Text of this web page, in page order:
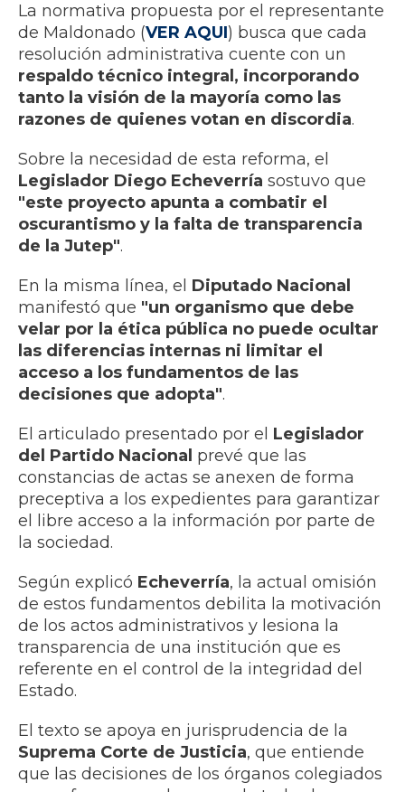
La normativa propuesta por el representante
de Maldonado (VER AQUI) busca que cada
resolución administrativa cuente con un
respaldo técnico integral, incorporando
tanto la visión de la mayoría como las
razones de quienes votan en discordia.
Sobre la necesidad de esta reforma, el
Legislador Diego Echeverría sostuvo que
"este proyecto apunta a combatir el
oscurantismo y la falta de transparencia
de la Jutep".
En la misma línea, el Diputado Nacional
manifestó que "un organismo que debe
velar por la ética pública no puede ocultar
las diferencias internas ni limitar el
acceso a los fundamentos de las
decisiones que adopta".
El articulado presentado por el Legislador
del Partido Nacional prevé que las
constancias de actas se anexen de forma
preceptiva a los expedientes para garantizar
el libre acceso a la información por parte de
la sociedad.
Según explicó Echeverría, la actual omisión
de estos fundamentos debilita la motivación
de los actos administrativos y lesiona la
transparencia de una institución que es
referente en el control de la integridad del
Estado.
El texto se apoya en jurisprudencia de la
Suprema Corte de Justicia, que entiende
que las decisiones de los órganos colegiados